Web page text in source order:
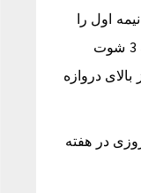
اول را
مشهدی ها بهتر آغاز کردند و دقیقه 3 شوت
دروازه
پیروزی در هفته